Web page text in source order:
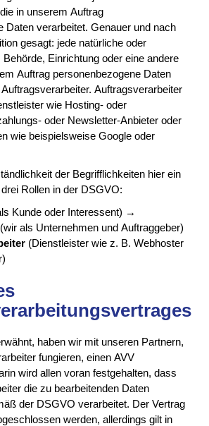
in unserem Auftrag
Daten verarbeitet. Genauer und nach
gesagt: jede natürliche oder
Einrichtung oder eine andere
Auftrag personenbezogene Daten
Auftragsverarbeiter
wie Hosting- oder
oder Newsletter-Anbieter oder
wie beispielsweise Google oder
der Begrifflichkeiten hier ein
Rollen in der DSGVO:
Kunde oder Interessent) →
als Unternehmen und Auftraggeber)
(Dienstleister wie z. B. Webhoster
haben wir mit unseren Partnern,
fungieren, einen AVV
wird allen voran festgehalten, dass
die zu bearbeitenden Daten
der DSGVO verarbeitet. Der Vertrag
werden, allerdings gilt in